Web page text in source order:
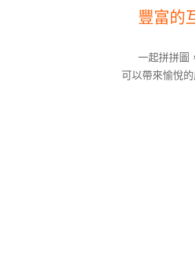
豐富的
一起拼拼圖
可以帶來愉悅的